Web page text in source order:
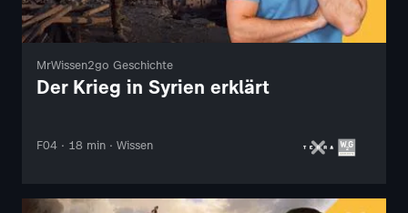
MrWissen2go Geschichte
Der Krieg in Syrien erklärt
F04 · 18 min · Wissen